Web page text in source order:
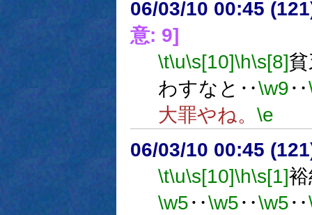
06/03/10 00:45
意: 9]
\t\u\s[10]\h\s[8]
わすなと‥\w9‥
大罪やね。 \e
06/03/10 00:45
\t\u\s[10]\h\s[1]
\w5‥\w5‥\w5‥